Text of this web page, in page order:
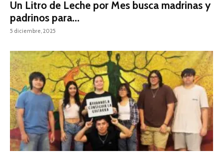
Un Litro de Leche por Mes busca madrinas y
padrinos para...
5 diciembre, 2025